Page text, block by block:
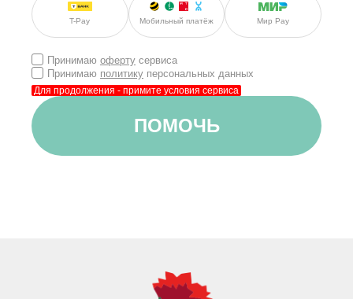
T-Pay Мобильный платёж Мир Pay
Принимаю оферту сервиса
Принимаю политику персональных данных
ПОМОЧЬ
Для продолжения - примите условия сервиса